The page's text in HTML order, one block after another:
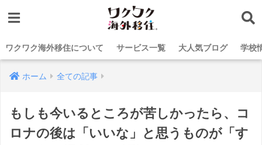
ワクワク海外移住について サービス一覧 大人気ブログ 学校
ホーム 全ての記事
もしも今いるところが苦しかったら、コ
ロナの後は「いいな」と思うものが「す